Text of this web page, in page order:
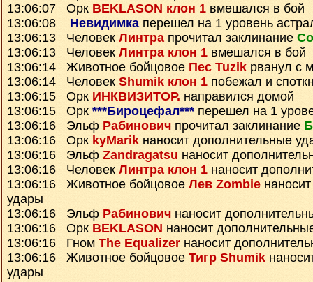
13:06:07 Орк BEKLASON клон 1 вмешался в бой
13:06:08 Невидимкаперешел на 1 уровень
13:06:13 Человек Линтрапрочитал заклинание
13:06:13 Человек Линтра клон 1 вмешался в бой
13:06:14 Животное бойцовое Пес Tuzik рванул с
13:06:14 Человек Shumik клон 1 побежал и
13:06:15 Орк ИНКВИЗИТОР. направился домой
13:06:15 Орк ***Бироцефал*** перешел на 1
13:06:16 Эльф Рабинович прочитал заклинание
13:06:16 Орк kyMarik наносит дополнительные
13:06:16 Эльф Zandragatsu наносит
13:06:16 Человек Линтра клон 1 наносит
13:06:16 Животное бойцовое Лев Zombie
удары
13:06:16 Эльф Рабинович наносит
13:06:16 Орк BEKLASON наносит
13:06:16 Гном The Equalizer наносит
13:06:16 Животное бойцовое Тигр Shumik
удары